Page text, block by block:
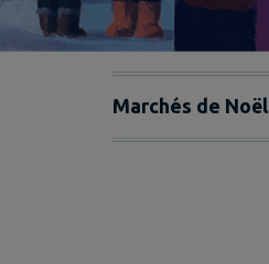
Marchés de Noël